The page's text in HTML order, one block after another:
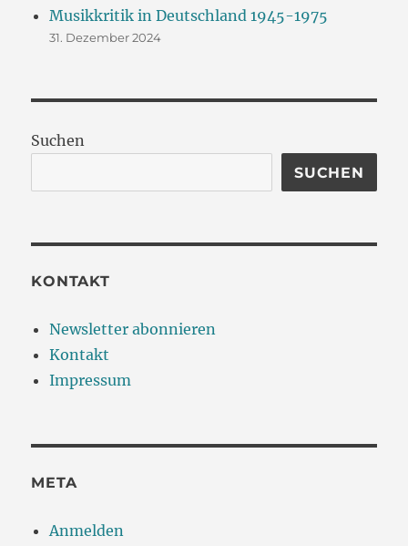
Musikkritik in Deutschland 1945-1975
31. Dezember 2024
Suchen
SUCHEN
KONTAKT
Newsletter abonnieren
Kontakt
Impressum
META
Anmelden